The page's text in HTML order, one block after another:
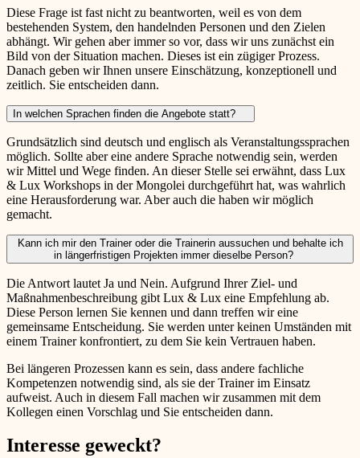
Diese Frage ist fast nicht zu beantworten, weil es von dem
bestehenden System, den handelnden Personen und den Zielen
abhängt. Wir gehen aber immer so vor, dass wir uns zunächst ein
Bild von der Situation machen. Dieses ist ein zügiger Prozess.
Danach geben wir Ihnen unsere Einschätzung, konzeptionell und
zeitlich. Sie entscheiden dann.
In welchen Sprachen finden die Angebote statt?
Grundsätzlich sind deutsch und englisch als Veranstaltungssprachen
möglich. Sollte aber eine andere Sprache notwendig sein, werden
wir Mittel und Wege finden. An dieser Stelle sei erwähnt, dass Lux
& Lux Workshops in der Mongolei durchgeführt hat, was wahrlich
eine Herausforderung war. Aber auch die haben wir möglich
gemacht.
Kann ich mir den Trainer oder die Trainerin aussuchen und behalte ich
in längerfristigen Projekten immer dieselbe Person?
Die Antwort lautet Ja und Nein. Aufgrund Ihrer Ziel- und
Maßnahmenbeschreibung gibt Lux & Lux eine Empfehlung ab.
Diese Person lernen Sie kennen und dann treffen wir eine
gemeinsame Entscheidung. Sie werden unter keinen Umständen mit
einem Trainer konfrontiert, zu dem Sie kein Vertrauen haben.
Bei längeren Prozessen kann es sein, dass andere fachliche
Kompetenzen notwendig sind, als sie der Trainer im Einsatz
aufweist. Auch in diesem Fall machen wir zusammen mit dem
Kollegen einen Vorschlag und Sie entscheiden dann.
Interesse geweckt?